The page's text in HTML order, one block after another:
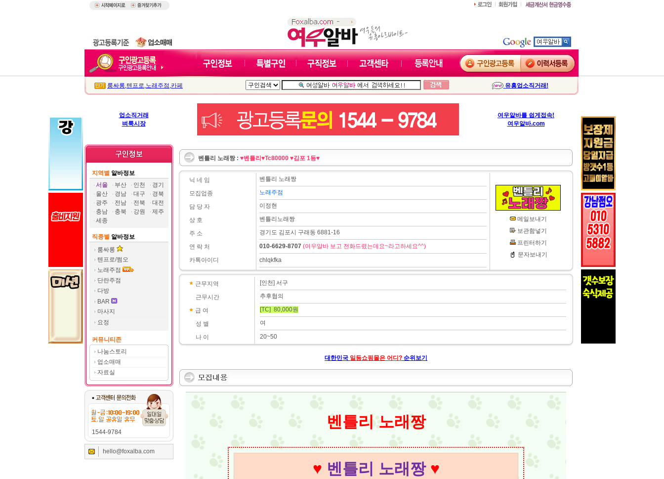
룸싸롱,텐프로,노래주점 ,카페 유흥업소직거래!
업소직거래
벼룩시장
여우알바를 쉽게접속!
여우알바.com
지역별 알바정보
서울
부산 인천
경기
울산
경남 대구
경북
광주
전남 전북
대전
충남
충북 강원
제주
세종
직종별 알바정보
룸싸롱
텐프로/쩜오
노래주점
단란주점
다방
BAR
마사지
요정
커뮤니티존
나눔스토리
업소매매
자료실
1544-9784
hello@foxalba.com
벤틀리 노래짱 : ♥벤틀리♥Tc80000 ♥김포 1등♥
닉 네 임
모집업종
담 당 자
상 호
주 소
연 락 처
카톡아이디
벤틀리 노래짱
노래주점
이정현
벤틀리노래짱
경기도 김포시 구래동 6881-16
010-6629-8707 (여우알바 보고 전화드렸는데요~라고하세요^^)
chlqkfka
메일보내기
보관함넣기
프린터하기
문자보내기
근무지역
근무시간
급 여
성 별
나 이
[인천] 서구
추후협의
[TC] 80,000원
여
20~50
대한민국 일등쇼핑몰은 어디? 순위보기
벤틀리 노래짱
♥ 벤틀리 노래짱 ♥